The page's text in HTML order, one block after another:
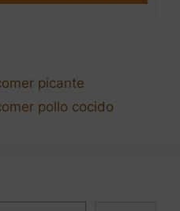
picante
pollo cocido